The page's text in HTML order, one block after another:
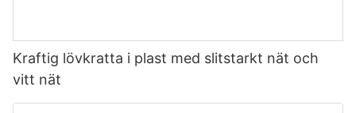
Kraftig lövkratta i plast med slitstarkt nät och
vitt nät